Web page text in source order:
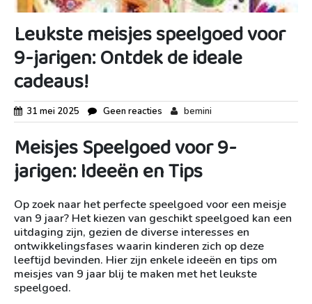
Leukste meisjes speelgoed voor
9-jarigen: Ontdek de ideale
cadeaus!
31 mei 2025 Geen reacties bemini
Meisjes Speelgoed voor 9-
jarigen: Ideeën en Tips
Op zoek naar het perfecte speelgoed voor een meisje
van 9 jaar? Het kiezen van geschikt speelgoed kan een
uitdaging zijn, gezien de diverse interesses en
ontwikkelingsfases waarin kinderen zich op deze
leeftijd bevinden. Hier zijn enkele ideeën en tips om
meisjes van 9 jaar blij te maken met het leukste
speelgoed.